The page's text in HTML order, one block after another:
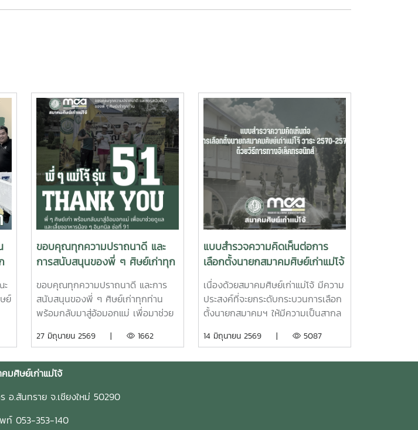
ย์
ขอบคุณทุกความปราถนาดี และ
การสนับสนุนของพี่ ๆ ศิษย์เก่าทุก
ขอบคุณทุกความปราถนาดี และการ
สนับสนุนของพี่ ๆ ศิษย์เก่าทุกท่าน
พร้อมกลับมาสู่อ้อมอกแม่ เพื่อมาช่วย
ที่ 91ในกิจกรรมเดิน–วิ่ง ประเพณีแม่
มิถุนายน 2569 ?????? ขอคารวะใน
ดูน้อยลง ดูน้อยลง
27 มิถุนายน 2569 | 1662
แบบสำรวจความคิดเห็นต่อการ
เลือกตั้งนายกสมาคมศิษย์เก่าแม่โจ้
วาระ 2570-2572 ด้วยวิธีการทา
งอิเล็คทรอนิกส์
เนื่องด้วยสมาคมศิษย์เก่าแม่โจ้ มีความ
ประสงค์ที่จะยกระดับกระบวนการเลือก
ตั้งนายกสมาคมฯ ให้มีความเป็นสากล
สมาชิกศิษย์เก่าที่มีอยู่ทั่วประเทศและ
14 มิถุนายน 2569 | 5087
มศิษย์เก่าแม่โจ้
อ.สันทราย จ.เชียงใหม่ 50290
ท์ 053-353-140